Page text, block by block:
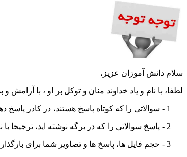
سلام دانش آموزان عزیز،
لطفا، با نام و یاد خداوند منان و توکل بر او ، با
1 - سوالاتی را که کوتاه پاسخ هستند، در کادر پاسخ دهی ، تایپ نمایید
2 - پاسخ سوالاتی را که در برگه نوشته اید، ترجیحا با نرم افزار
3 - حجم فایل ها، پاسخ ها و تصاویر شما برای بارگذاری نباید بیشتر از 2 مگابایت باشد. ( هر پاسخ و هر تصویر می تواند 2 مگابایت باشد )